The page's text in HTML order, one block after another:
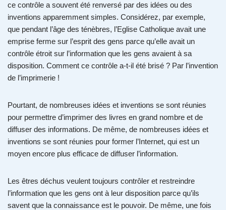
ce contrôle a souvent été renversé par des idées ou des
inventions apparemment simples. Considérez, par exemple,
que pendant l’âge des ténèbres, l’Eglise Catholique avait une
emprise ferme sur l’esprit des gens parce qu’elle avait un
contrôle étroit sur l’information que les gens avaient à sa
disposition. Comment ce contrôle a-t-il été brisé ? Par l’invention
de l’imprimerie !
Pourtant, de nombreuses idées et inventions se sont réunies
pour permettre d’imprimer des livres en grand nombre et de
diffuser des informations. De même, de nombreuses idées et
inventions se sont réunies pour former l’Internet, qui est un
moyen encore plus efficace de diffuser l’information.
Les êtres déchus veulent toujours contrôler et restreindre
l’information que les gens ont à leur disposition parce qu’ils
savent que la connaissance est le pouvoir. De même, une fois